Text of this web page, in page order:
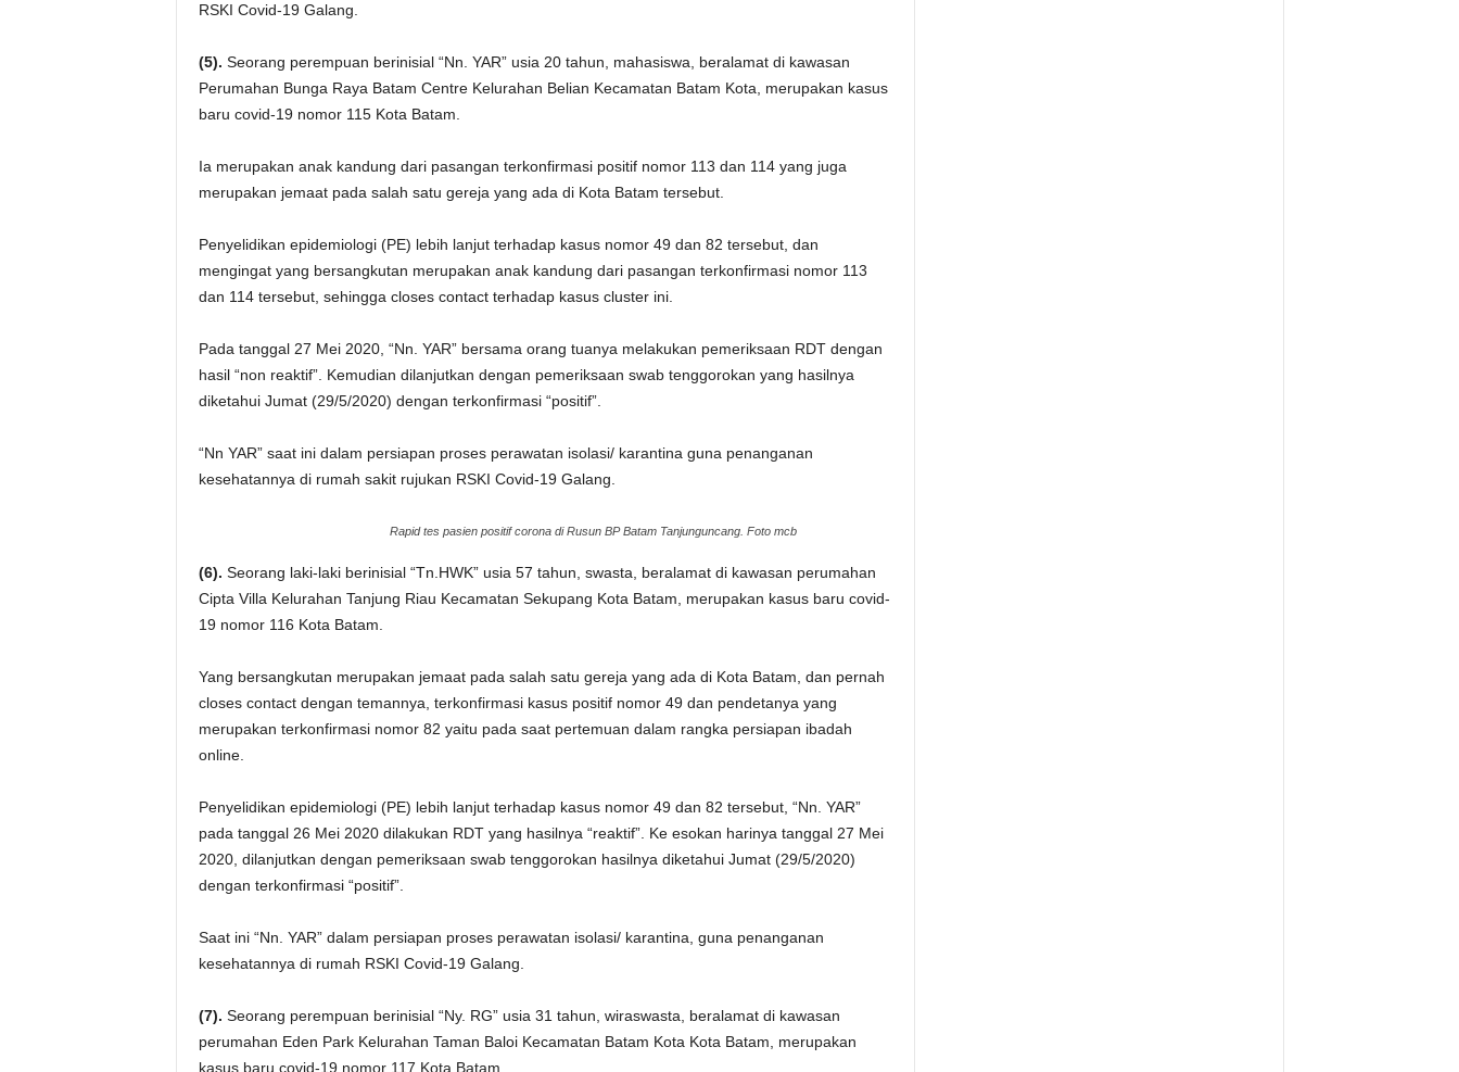
RSKI Covid-19 Galang.
(5). Seorang perempuan berinisial “Nn. YAR” usia 20 tahun, mahasiswa, beralamat di kawasan
Perumahan Bunga Raya Batam Centre Kelurahan Belian Kecamatan Batam Kota, merupakan kasus
baru covid-19 nomor 115 Kota Batam.
Ia merupakan anak kandung dari pasangan terkonfirmasi positif nomor 113 dan 114 yang juga
merupakan jemaat pada salah satu gereja yang ada di Kota Batam tersebut.
Penyelidikan epidemiologi (PE) lebih lanjut terhadap kasus nomor 49 dan 82 tersebut, dan
mengingat yang bersangkutan merupakan anak kandung dari pasangan terkonfirmasi nomor 113
dan 114 tersebut, sehingga closes contact terhadap kasus cluster ini.
Pada tanggal 27 Mei 2020, “Nn. YAR” bersama orang tuanya melakukan pemeriksaan RDT dengan
hasil “non reaktif”. Kemudian dilanjutkan dengan pemeriksaan swab tenggorokan yang hasilnya
diketahui Jumat (29/5/2020) dengan terkonfirmasi “positif”.
“Nn YAR” saat ini dalam persiapan proses perawatan isolasi/ karantina guna penanganan
kesehatannya di rumah sakit rujukan RSKI Covid-19 Galang.
Rapid tes pasien positif corona di Rusun BP Batam Tanjunguncang. Foto mcb
(6). Seorang laki-laki berinisial “Tn.HWK” usia 57 tahun, swasta, beralamat di kawasan perumahan
Cipta Villa Kelurahan Tanjung Riau Kecamatan Sekupang Kota Batam, merupakan kasus baru covid-
19 nomor 116 Kota Batam.
Yang bersangkutan merupakan jemaat pada salah satu gereja yang ada di Kota Batam, dan pernah
closes contact dengan temannya, terkonfirmasi kasus positif nomor 49 dan pendetanya yang
merupakan terkonfirmasi nomor 82 yaitu pada saat pertemuan dalam rangka persiapan ibadah
online.
Penyelidikan epidemiologi (PE) lebih lanjut terhadap kasus nomor 49 dan 82 tersebut, “Nn. YAR”
pada tanggal 26 Mei 2020 dilakukan RDT yang hasilnya “reaktif”. Ke esokan harinya tanggal 27 Mei
2020, dilanjutkan dengan pemeriksaan swab tenggorokan hasilnya diketahui Jumat (29/5/2020)
dengan terkonfirmasi “positif”.
Saat ini “Nn. YAR” dalam persiapan proses perawatan isolasi/ karantina, guna penanganan
kesehatannya di rumah RSKI Covid-19 Galang.
(7). Seorang perempuan berinisial “Ny. RG” usia 31 tahun, wiraswasta, beralamat di kawasan
perumahan Eden Park Kelurahan Taman Baloi Kecamatan Batam Kota Kota Batam, merupakan
kasus baru covid-19 nomor 117 Kota Batam.